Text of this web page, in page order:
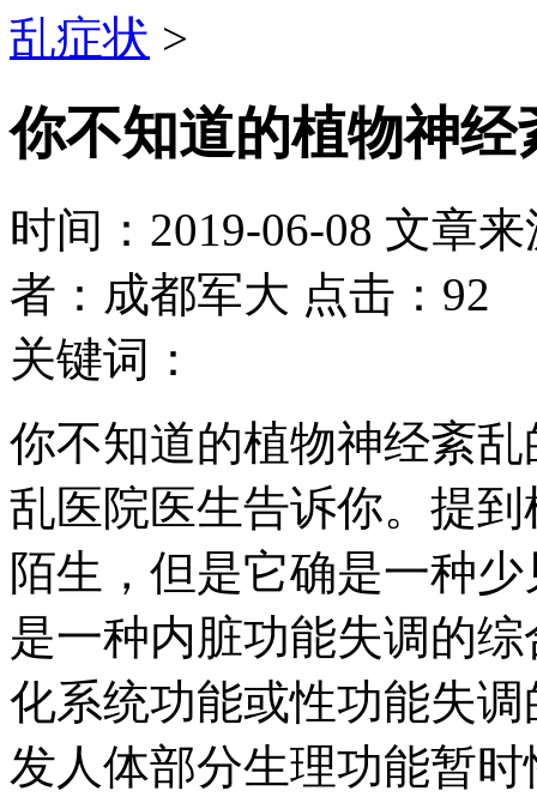
乱症状 >
你不知道的植物神
时间：2019-06-08 文章
者：成都军大 点击：92
关键词：
你不知道的植物神经紊
乱医院医生告诉你。提
陌生，但是它确是一种
是一种内脏功能失调的
化系统功能或性功能失
发人体部分生理功能暂